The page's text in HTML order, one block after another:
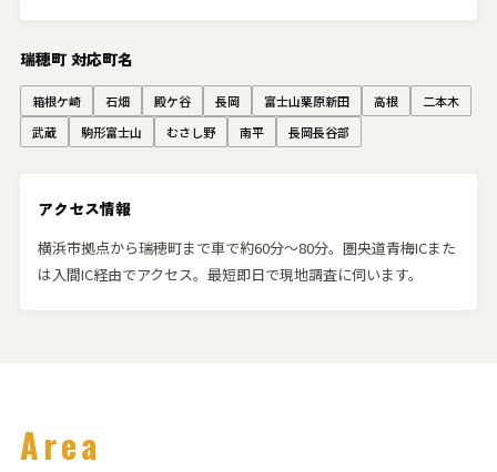
瑞穂町 対応町名
箱根ケ崎 石畑 殿ケ谷 長岡 富士山栗原新田 高根
二本木
武蔵
駒形富士山 むさし野 南平 長岡長谷部
アクセス情報
横浜市拠点から瑞穂町まで車で約60分〜80分。圏央道青梅ICまた
は入間IC経由でアクセス。最短即日で現地調査に伺います。
Area